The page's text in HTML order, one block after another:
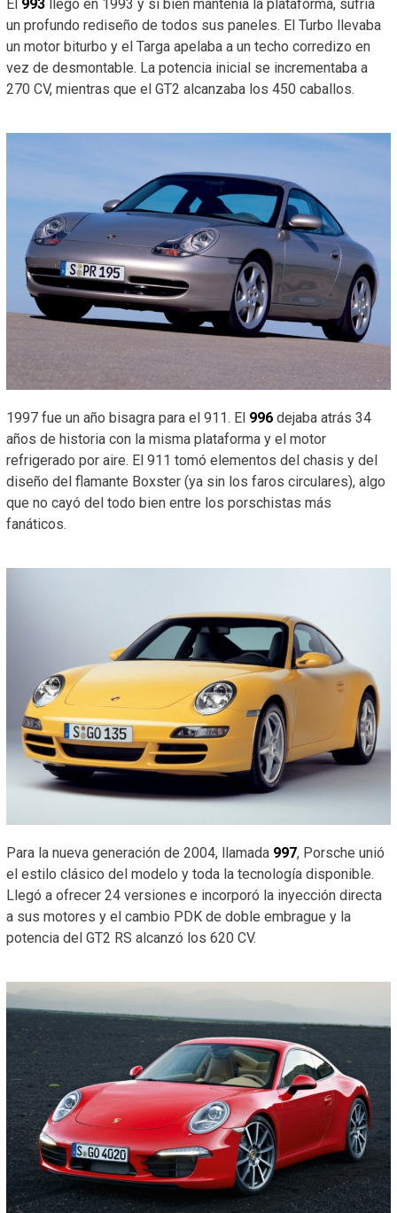
El 993llegó en 1993 y si bien mantenía la plataforma, sufría
un profundo rediseño de todos sus paneles. El Turbo llevaba
un motor biturbo y el Targa apelaba a un techo corredizo en
vez de desmontable. La potencia inicial se incrementaba a
270 CV, mientras que el GT2 alcanzaba los 450 caballos.
1997 fue un año bisagra para el 911. El 996dejaba atrás 34
años de historia con la misma plataforma y el motor
refrigerado por aire. El 911 tomó elementos del chasis y del
diseño del flamante Boxster (ya sin los faros circulares), algo
que no cayó del todo bien entre los porschistas más
fanáticos.
Para la nueva generación de 2004, llamada 997, Porsche unió
el estilo clásico del modelo y toda la tecnología disponible.
Llegó a ofrecer 24 versiones e incorporó la inyección directa
a sus motores y el cambio PDK de doble embrague y la
potencia del GT2 RS alcanzó los 620 CV.